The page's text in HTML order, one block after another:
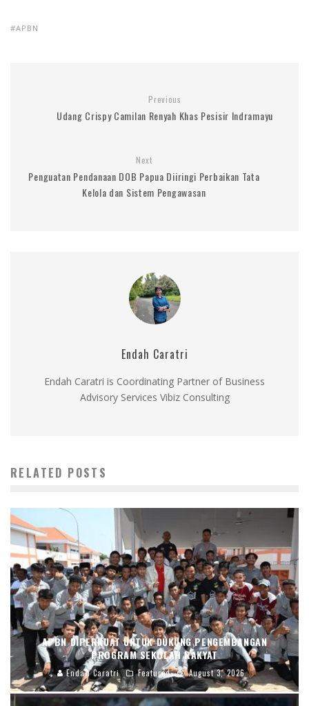
APBN
Previous
Udang Crispy Camilan Renyah Khas Pesisir Indramayu
Next
Penguatan Pendanaan DOB Papua Diiringi Perbaikan Tata
Kelola dan Sistem Pengawasan
Endah Caratri
Endah Caratri is Coordinating Partner of Business
Advisory Services Vibiz Consulting
RELATED POSTS
APBN DIPERKUAT UNTUK DUKUNG PENGEMBANGAN
PROGRAM SEKOLAH RAKYAT
Endah Caratri Featured August 3, 2026